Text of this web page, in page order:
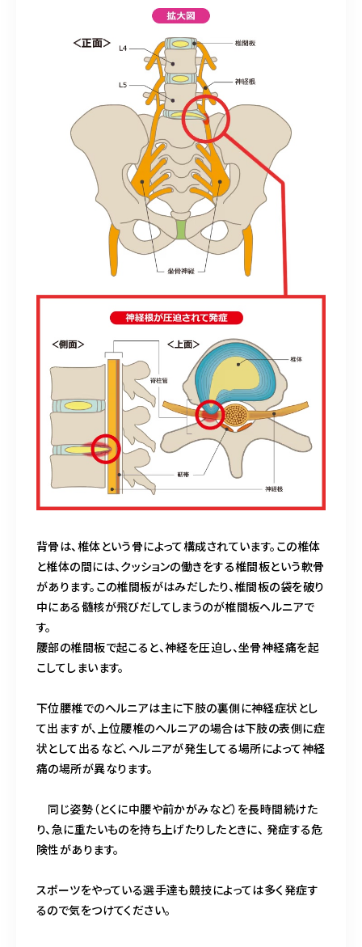
背骨は、椎体という骨によって構成されています。この椎体
と椎体の間には、クッションの働きをする椎間板という軟骨
があります。この椎間板がはみだしたり、椎間板の袋を破り
中にある髄核が飛びだしてしまうのが椎間板ヘルニアで
す。
腰部の椎間板で起こると、神経を圧迫し、坐骨神経痛を起
こしてしまいます。
下位腰椎でのヘルニアは主に下肢の裏側に神経症状とし
て出ますが、上位腰椎のヘルニアの場合は下肢の表側に症
状として出るなど、ヘルニアが発生してる場所によって神経
痛の場所が異なります。
同じ姿勢（とくに中腰や前かがみなど）を長時間続けた
り、急に重たいものを持ち上げたりしたときに、 発症する危
険性があります。
スポーツをやっている選手達も競技によっては多く発症す
るので気をつけてください。